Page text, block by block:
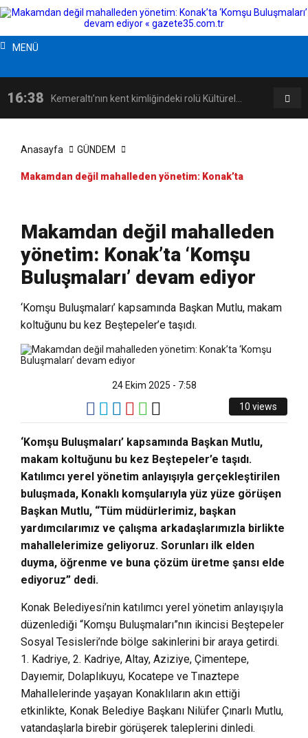
MENÜ
16:38 Kemeraltı’nın kent kimliğindeki rolü Kültürel 16:08
Anasayfa GÜNDEM
Makamdan değil mahalleden yönetim: Konak’ta
Makamdan değil mahalleden
yönetim: Konak’ta ‘Komşu
Buluşmaları’ devam ediyor
‘Komşu Buluşmaları’ kapsamında Başkan Mutlu, makam
koltuğunu bu kez Beştepeler’e taşıdı.
24 Ekim 2025 - 7:58
10 views
‘Komşu Buluşmaları’ kapsamında Başkan Mutlu,
makam koltuğunu bu kez Beştepeler’e taşıdı.
Katılımcı yerel yönetim anlayışıyla gerçekleştirilen
buluşmada, Konaklı komşularıyla yüz yüze görüşen
Başkan Mutlu, “Tüm müdürlerimiz, başkan
yardımcılarımız ve çalışma arkadaşlarımızla birlikte
mahallelerimize geliyoruz. Sorunları ilk elden
duyma, öğrenme ve buna çözüm üretme şansı elde
ediyoruz” dedi.
Konak Belediyesi’nin katılımcı yerel yönetim anlayışıyla
düzenlediği “Komşu Buluşmaları”nın ikincisi Beştepeler
Sosyal Tesisleri’nde bölge sakinlerini bir araya getirdi.
1. Kadriye, 2. Kadriye, Altay, Aziziye, Çimentepe,
Dayıemir, Dolaplıkuyu, Kocatepe ve Tınaztepe
Mahallelerinde yaşayan Konaklıların akın ettiği
etkinlikte, Konak Belediye Başkanı Nilüfer Çınarlı Mutlu,
vatandaşlarla birebir görüşerek taleplerini dinledi.